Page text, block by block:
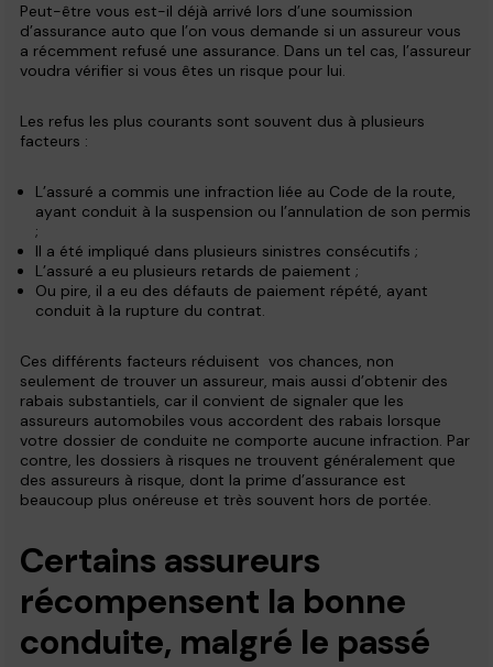
Peut-être vous est-il déjà arrivé lors d’une soumission
d’assurance auto que l’on vous demande si un assureur vous
a récemment refusé une assurance. Dans un tel cas, l’assureur
voudra vérifier si vous êtes un risque pour lui.
Les refus les plus courants sont souvent dus à plusieurs
facteurs :
L’assuré a commis une infraction liée au Code de la route,
ayant conduit à la suspension ou l’annulation de son permis
;
Il a été impliqué dans plusieurs sinistres consécutifs ;
L’assuré a eu plusieurs retards de paiement ;
Ou pire, il a eu des défauts de paiement répété, ayant
conduit à la rupture du contrat.
Ces différents facteurs réduisent vos chances, non
seulement de trouver un assureur, mais aussi d’obtenir des
rabais substantiels, car il convient de signaler que les
assureurs automobiles vous accordent des rabais lorsque
votre dossier de conduite ne comporte aucune infraction. Par
contre, les dossiers à risques ne trouvent généralement que
des assureurs à risque, dont la prime d’assurance est
beaucoup plus onéreuse et très souvent hors de portée.
Certains assureurs
récompensent la bonne
conduite, malgré le passé